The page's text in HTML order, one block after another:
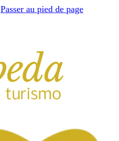
Passer au pied de page